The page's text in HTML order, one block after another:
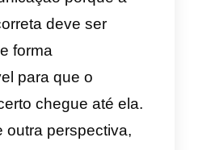
qual a necessidade da
e como ela se
para sempre – das
de venda.